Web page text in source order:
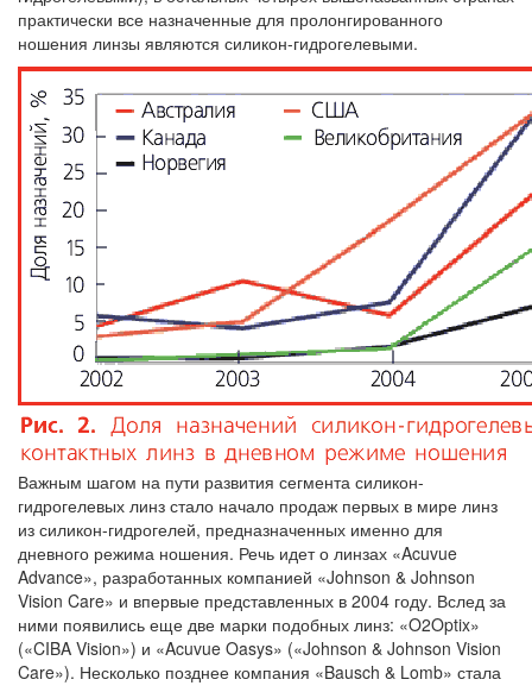
практически все назначенные для пролонгированного
ношения линзы являются силикон-гидрогелевыми.
Важным шагом на пути развития сегмента силикон-
гидрогелевых линз стало начало продаж первых в мире линз
из силикон-гидрогелей, предназначенных именно для
дневного режима ношения. Речь идет о линзах «Acuvue
Advance», разработанных компанией «Johnson & Johnson
Vision Care» и впервые представленных в 2004 году. Вслед за
ними появились еще две марки подобных линз: «O2Optix»
(«CIBA Vision») и «Acuvue Oasys» («Johnson & Johnson Vision
Care»). Несколько позднее компания «Bausch & Lomb» стала